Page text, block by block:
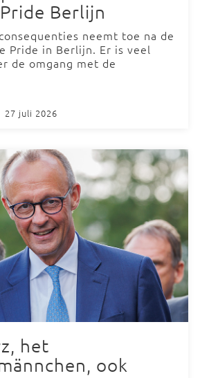
Berlijn
neemt toe na de
Pride in Berlijn. Er is veel
de omgang met de
27 juli 2026
het
ook